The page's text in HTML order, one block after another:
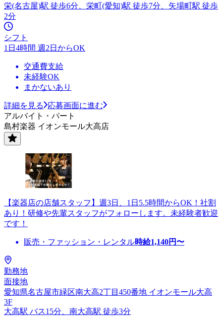
栄(名古屋)駅 徒歩6分、栄町(愛知)駅 徒歩7分、矢場町駅 徒歩
2分
シフト
1日4時間 週2日からOK
交通費支給
未経験OK
まかないあり
詳細を見る
応募画面に進む
アルバイト・パート
島村楽器 イオンモール大高店
【楽器店の店舗スタッフ】週3日、1日5.5時間からOK！社割
あり！研修や先輩スタッフがフォローします。未経験者歓迎
です！
販売・ファッション・レンタル時給1,140円〜
勤務地
面接地
愛知県名古屋市緑区南大高2丁目450番地 イオンモール大高
3F
大高駅 バス15分、南大高駅 徒歩3分